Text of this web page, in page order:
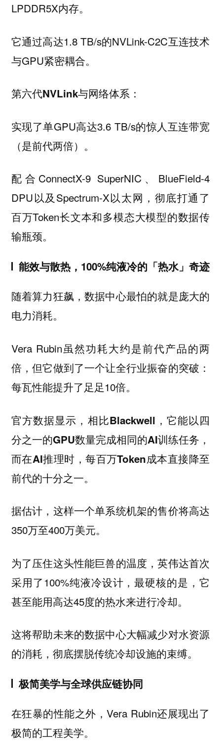
LPDDR5X内存。
它通过高达1.8 TB/s的NVLink-C2C互连技术
与GPU紧密耦合。
第六代NVLink与网络体系：
实现了单GPU高达3.6 TB/s的惊人互连带宽
（是前代两倍）。
配合ConnectX-9 SuperNIC、BlueField-4
DPU以及Spectrum-X以太网，彻底打通了
百万Token长文本和多模态大模型的数据传
输瓶颈。
能效与散热，100%纯液冷的「热水」奇迹
随着算力狂飙，数据中心最怕的就是庞大的
电力消耗。
Vera Rubin虽然功耗大约是前代产品的两
倍，但它做到了一个让全行业振奋的突破：
每瓦性能提升了足足10倍。
官方数据显示， 相比Blackwell，它能以四
分之一的GPU数量完成相同的AI训练任务，
而在AI推理时，每百万Token成本直接降至
前代的十分之一。
据估计，这样一个单系统机架的售价将高达
350万至400万美元。
为了压住这头性能巨兽的温度，英伟达首次
采用了100%纯液冷设计，最硬核的是，它
甚至能用高达45度的热水来进行冷却。
这将帮助未来的数据中心大幅减少对水资源
的消耗，彻底摆脱传统冷却设施的束缚。
极简美学与全球供应链协同
在狂暴的性能之外，Vera Rubin还展现出了
极简的工程美学。